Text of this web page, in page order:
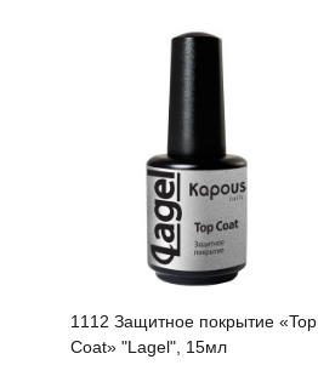
1112 Защитное покрытие «Top
Coat» "Lagel", 15мл